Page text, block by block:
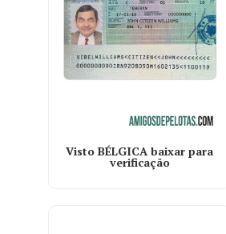
Visto BÉLGICA baixar para
verificação